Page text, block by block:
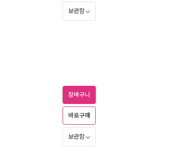
보관함
장바구니
바로구매
보관함